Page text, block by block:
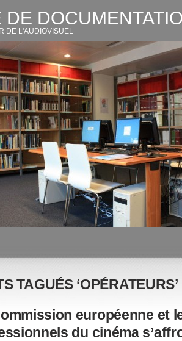
DE
DE L'AUDIOVISUEL
TAGUÉS ‘OPÉRATEURS’
européenne et
du cinéma